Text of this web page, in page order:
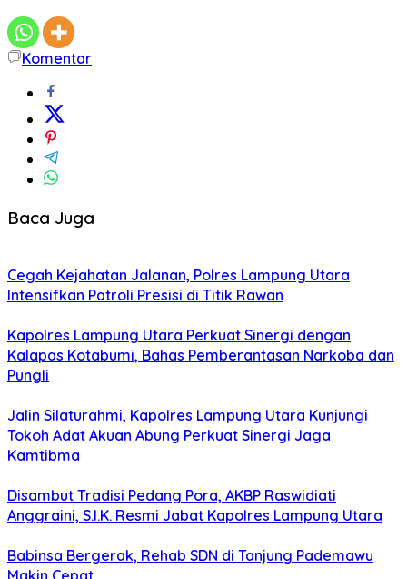
Komentar
Baca Juga
Cegah Kejahatan Jalanan, Polres Lampung Utara
Intensifkan Patroli Presisi di Titik Rawan
Kapolres Lampung Utara Perkuat Sinergi dengan
Kalapas Kotabumi, Bahas Pemberantasan Narkoba dan
Pungli
Jalin Silaturahmi, Kapolres Lampung Utara Kunjungi
Tokoh Adat Akuan Abung Perkuat Sinergi Jaga
Kamtibma
Disambut Tradisi Pedang Pora, AKBP Raswidiati
Anggraini, S.I.K. Resmi Jabat Kapolres Lampung Utara
Babinsa Bergerak, Rehab SDN di Tanjung Pademawu